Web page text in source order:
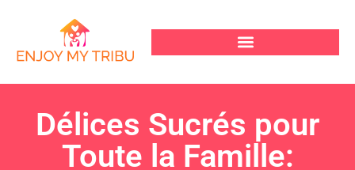
Délices Sucrés pour
Toute la Famille: